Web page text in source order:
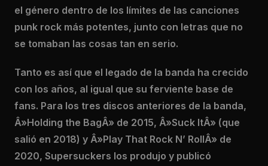
el género dentro de los límites de las canciones
punk rock más potentes, junto con letras que no
se tomaban las cosas tan en serio.
Tanto es así que el legado de la banda ha crecido
con los años, al igual que su ferviente base de
fans. Para los tres discos anteriores de la banda,
Â»Holding the BagÂ» de 2015, Â»Suck ItÂ» (que
salió en 2018) y Â»Play That Rock N’ RollÂ» de
2020, Supersuckers los produjo y publicó